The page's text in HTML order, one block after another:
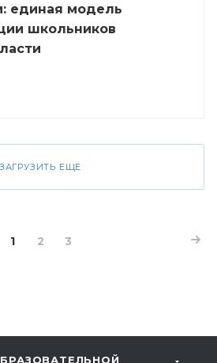
единая модель
школьников
ЗАГРУЗИТЬ ЕЩЕ
1 2 3